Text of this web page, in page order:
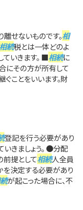
せないものです。相
相続税とは一体どのよ
ていきます。 ■相続に
にその方が所有して
ことをいいます。財
登記を行う必要があり
いきましょう。 ●分配
前提として相続人全員
を決定する必要があり
が起こった場合に、不